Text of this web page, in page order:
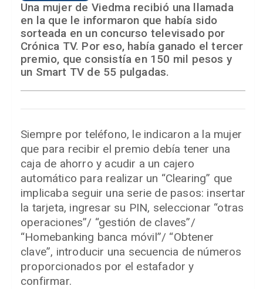
Una mujer de Viedma recibió una llamada
en la que le informaron que había sido
sorteada en un concurso televisado por
Crónica TV. Por eso, había ganado el tercer
premio, que consistía en 150 mil pesos y
un Smart TV de 55 pulgadas.
Siempre por teléfono, le indicaron a la mujer
que para recibir el premio debía tener una
caja de ahorro y acudir a un cajero
automático para realizar un “Clearing” que
implicaba seguir una serie de pasos: insertar
la tarjeta, ingresar su PIN, seleccionar “otras
operaciones”/ “gestión de claves”/
“Homebanking banca móvil”/ “Obtener
clave”, introducir una secuencia de números
proporcionados por el estafador y
confirmar.